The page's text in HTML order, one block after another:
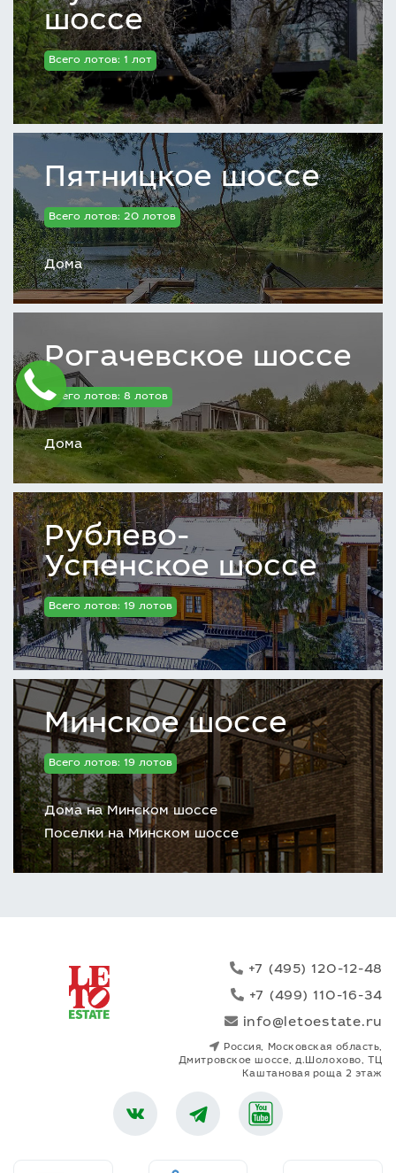
шоссе
Всего лотов: 1 лот
Пятницкое шоссе
Всего лотов: 20 лотов
Дома
Рогачевское шоссе
Всего лотов: 8 лотов
Дома
Рублево-
Успенское шоссе
Всего лотов: 19 лотов
Минское шоссе
Всего лотов: 19 лотов
Дома на Минском шоссе
Поселки на Минском шоссе
+7 (495) 120-12-48
+7 (499) 110-16-34
info@letoestate.ru
Россия, Московская область,
Дмитровское шоссе, д.Шолохово, ТЦ
Каштановая роща 2 этаж